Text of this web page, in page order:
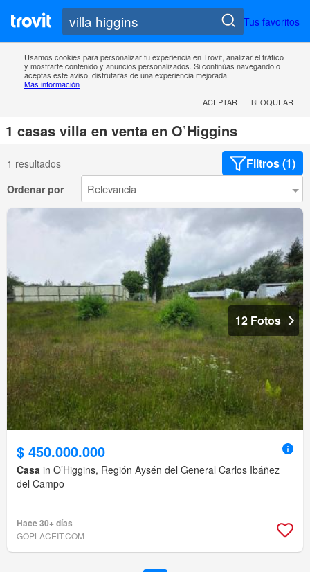
Tus favoritos
Usamos cookies para personalizar tu experiencia en Trovit, analizar el tráfico
y mostrarte contenido y anuncios personalizados. Si continúas navegando o
aceptas este aviso, disfrutarás de una experiencia mejorada.
Más información
ACEPTAR
BLOQUEAR
1 casas villa en venta en O’Higgins
1 resultados Filtros (1)
Ordenar por
12 Fotos
$ 450.000.000
Casa in O’Higgins, Región Aysén del General Carlos Ibáñez
del Campo
Hace 30+ días
GOPLACEIT.COM